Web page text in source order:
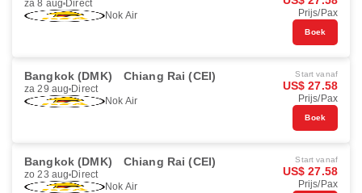
za 8 aug Direct
Nok Air
Prijs/Pax
Boek
Bangkok (DMK) Chiang Rai (CEI)
za 29 aug Direct
Nok Air
Start vanaf
US$ 27.58
Prijs/Pax
Boek
Bangkok (DMK) Chiang Rai (CEI)
zo 23 aug Direct
Nok Air
Start vanaf
US$ 27.58
Prijs/Pax